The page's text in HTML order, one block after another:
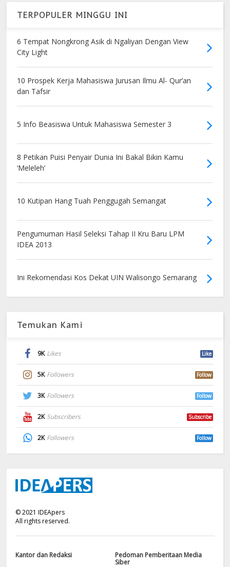
TERPOPULER MINGGU INI
6 Tempat Nongkrong Asik di Ngaliyan Dengan View
City Light
10 Prospek Kerja Mahasiswa Jurusan Ilmu Al- Qur’an
dan Tafsir
5 Info Beasiswa Untuk Mahasiswa Semester 3
8 Petikan Puisi Penyair Dunia Ini Bakal Bikin Kamu
‘Meleleh’
10 Kutipan Hang Tuah Penggugah Semangat
Pengumuman Hasil Seleksi Tahap II Kru Baru LPM
IDEA 2013
Ini Rekomendasi Kos Dekat UIN Walisongo Semarang
Temukan Kami
9K Likes Like
5K Followers Follow
3K Followers Follow
2K Subscribers Subscribe
2K Followers Follow
©2021 IDEApers
All rights reserved.
Kantor dan Redaksi
Pedoman Pemberitaan Media
Siber